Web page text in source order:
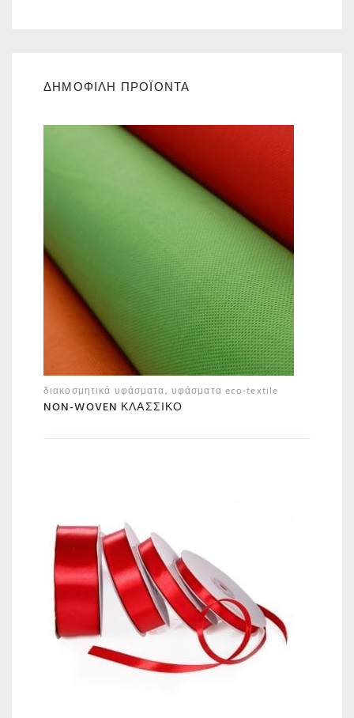
ΔΗΜΟΦΙΛΗ ΠΡΟΪΟΝΤΑ
διακοσμητικά υφάσματα, υφάσματα eco-textile
NON-WOVEN ΚΛΑΣΣΙΚΌ